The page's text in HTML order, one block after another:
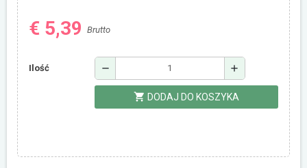
€ 5,39 Brutto
Ilość remove add
shopping_cart DODAJ DO KOSZYKA